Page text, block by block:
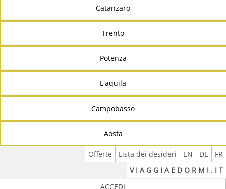
Catanzaro
Trento
Potenza
L'aquila
Campobasso
Aosta
FR
DE
EN
Lista dei desideri
Offerte
V I A G G I A E D O R M I . I T
ACCEDI